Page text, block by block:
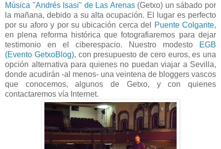
Música "Andrés Isasi" de Las Arenas(Getxo) un sábado por
la mañana, debido a su alta ocupación. El lugar es perfecto
por su aforo y por su ubicación cerca del
Puente Colgante,
en plena reforma histórica que fotografiaremos para dejar
testimonio en el ciberespacio. Nuestro modesto
EGB
(Evento GetxoBlog), con presupuesto de cero euros, es una
opción alternativa para quienes no puedan viajar a Sevilla,
donde acudirán -al menos- una veintena de bloggers vascos
que conocemos, algunos de Getxo, y con quienes
contactaremos vía Internet.